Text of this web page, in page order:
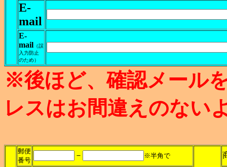
E-
mail
E-
mail （誤
入力防止
のため）
※後ほど、確認メール
レスはお間違えのない
郵便
番号
－ ※半角で